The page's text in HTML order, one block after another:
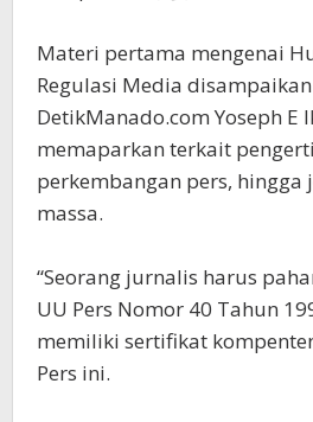
Materi pertama mengenai
Regulasi Media
DetikManado.com Yoseph E
memaparkan terkait
perkembangan pers, hingga
massa.
“Seorang jurnalis harus
UU Pers Nomor 40 Tahun
memiliki sertifikat
Pers ini.